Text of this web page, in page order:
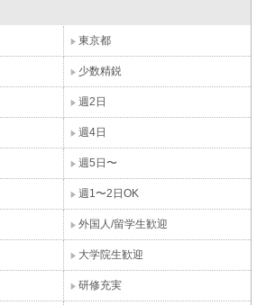
東京都
少数精鋭
週2日
週4日
週5日〜
週1〜2日OK
外国人/留学生歓迎
大学院生歓迎
研修充実